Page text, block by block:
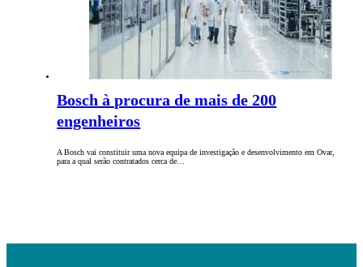
Bosch à procura de mais de 200
engenheiros
A Bosch vai constituir uma nova equipa de investigação e desenvolvimento em Ovar,
para a qual serão contratados cerca de…